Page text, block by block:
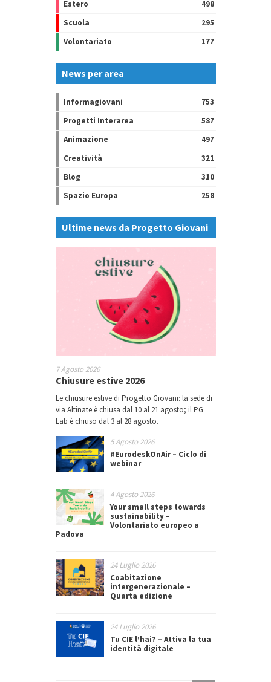
Estero
498
Scuola
295
Volontariato
177
News per area
Informagiovani
753
Progetti Interarea
587
Animazione
497
Creatività
321
Blog
310
Spazio Europa
258
Ultime news da Progetto Giovani
7 Agosto 2026
Chiusure estive 2026
Le chiusure estive di Progetto Giovani: la sede di
via Altinate è chiusa dal 10 al 21 agosto; il PG
Lab è chiuso dal 3 al 28 agosto.
5 Agosto 2026
#EurodeskOnAir – Ciclo di
webinar
4 Agosto 2026
Your small steps towards
sustainability –
Volontariato europeo a
Padova
24 Luglio 2026
Coabitazione
intergenerazionale –
Quarta edizione
24 Luglio 2026
Tu CIE l’hai? – Attiva la tua
identità digitale